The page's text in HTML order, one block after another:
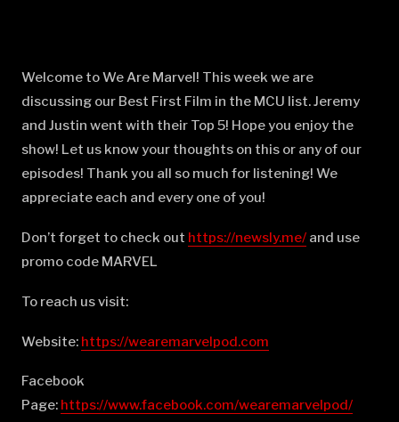
Welcome to We Are Marvel! This week we are
discussing our Best First Film in the MCU list. Jeremy
and Justin went with their Top 5! Hope you enjoy the
show! Let us know your thoughts on this or any of our
episodes! Thank you all so much for listening! We
appreciate each and every one of you!
Don’t forget to check out ⁠⁠⁠⁠⁠⁠⁠⁠⁠⁠⁠⁠⁠⁠⁠⁠⁠⁠⁠⁠⁠⁠⁠⁠⁠⁠⁠⁠⁠⁠⁠⁠⁠⁠⁠⁠⁠⁠⁠⁠⁠⁠⁠⁠⁠⁠⁠⁠⁠⁠⁠⁠⁠⁠⁠⁠⁠⁠⁠⁠⁠https://newsly.me/⁠⁠⁠⁠⁠⁠⁠⁠⁠⁠⁠⁠⁠⁠⁠⁠⁠⁠⁠⁠⁠⁠⁠⁠⁠⁠⁠⁠⁠⁠⁠⁠⁠⁠⁠⁠⁠⁠⁠⁠⁠⁠⁠⁠⁠⁠⁠⁠⁠⁠⁠⁠⁠⁠⁠⁠⁠⁠⁠⁠⁠ and use
promo code MARVEL
To reach us visit:
Website: ⁠⁠⁠⁠⁠⁠⁠⁠⁠⁠⁠⁠⁠⁠⁠⁠⁠⁠⁠⁠⁠⁠⁠⁠⁠⁠⁠⁠⁠⁠⁠⁠⁠⁠⁠⁠⁠⁠⁠⁠⁠⁠⁠⁠⁠⁠⁠⁠⁠⁠⁠⁠⁠⁠⁠⁠⁠⁠⁠⁠⁠https://wearemarvelpod.com⁠⁠⁠⁠⁠⁠⁠⁠⁠⁠⁠⁠⁠⁠⁠⁠⁠⁠⁠⁠⁠⁠⁠⁠⁠⁠⁠⁠⁠⁠⁠⁠⁠⁠⁠⁠⁠⁠⁠⁠⁠⁠⁠⁠⁠⁠⁠⁠⁠⁠⁠⁠⁠⁠⁠⁠⁠⁠⁠⁠⁠
Facebook
Page: ⁠⁠⁠⁠⁠⁠⁠⁠⁠⁠⁠⁠⁠⁠⁠⁠⁠⁠⁠⁠⁠⁠⁠⁠⁠⁠⁠⁠⁠⁠⁠⁠⁠⁠⁠⁠⁠⁠⁠⁠⁠⁠⁠⁠⁠⁠⁠⁠⁠⁠⁠⁠⁠⁠⁠⁠⁠⁠⁠⁠⁠https://www.facebook.com/wearemarvelpod/⁠⁠⁠⁠⁠⁠⁠⁠⁠⁠⁠⁠⁠⁠⁠⁠⁠⁠⁠⁠⁠⁠⁠⁠⁠⁠⁠⁠⁠⁠⁠⁠⁠⁠⁠⁠⁠⁠⁠⁠⁠⁠⁠⁠⁠⁠⁠⁠⁠⁠⁠⁠⁠⁠⁠⁠⁠⁠⁠⁠⁠